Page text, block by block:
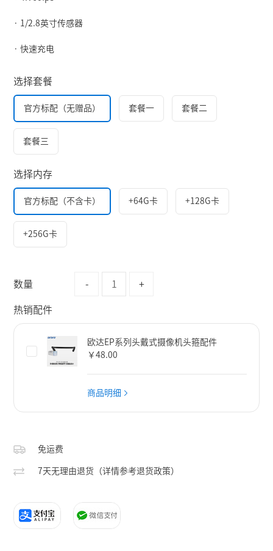
· 1/2.8英寸传感器
· 快速充电
选择套餐
官方标配（无赠品） 套餐一 套餐二
套餐三
选择内存
官方标配（不含卡） +64G卡 +128G卡
+256G卡
数量 - +
热销配件
欧达EP系列头戴式摄像机头箍配件
￥48.00
商品明细
免运费
7天无理由退货（详情参考退货政策）